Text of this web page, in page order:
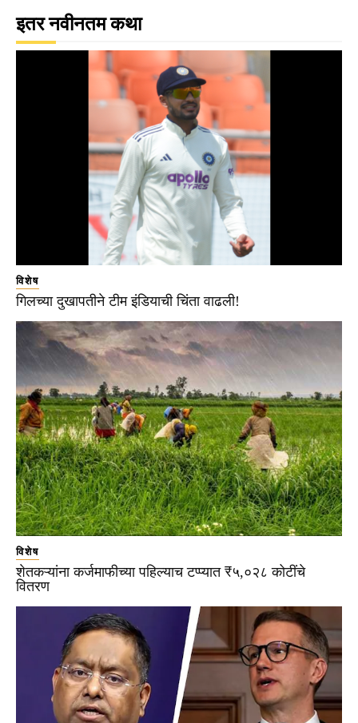
इतर नवीनतम कथा
विशेष
गिलच्या दुखापतीने टीम इंडियाची चिंता वाढली!
विशेष
शेतकऱ्यांना कर्जमाफीच्या पहिल्याच टप्प्यात ₹५,०२८ कोटींचे
वितरण